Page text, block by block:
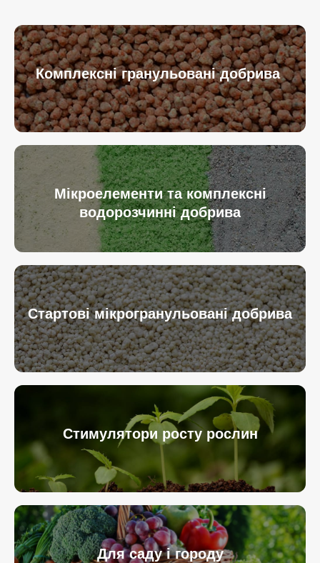
Комплексні гранульовані добрива
Мікроелементи та комплексні
водорозчинні добрива
Стартові мікрогранульовані добрива
Стимулятори росту рослин
Для саду і городу